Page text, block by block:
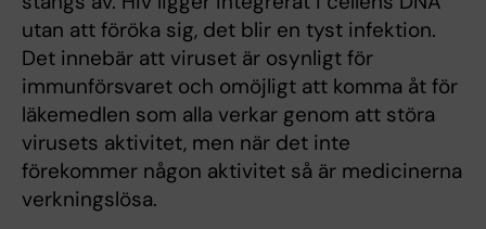
utan att föröka sig, det blir en tyst infektion.
Det innebär att viruset är osynligt för
immunförsvaret och omöjligt att komma åt för
läkemedlen som alla verkar genom att störa
virusets aktivitet, men när det inte
förekommer någon aktivitet så är medicinerna
verkningslösa.